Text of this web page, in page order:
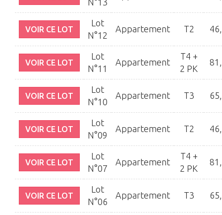
N°13
VOIR CE LOT
Lot
N°12
Appartement T2
VOIR CE LOT
Lot
N°11
Appartement
T4 +
2 PK
VOIR CE LOT
Lot
N°10
Appartement T3
VOIR CE LOT
Lot
N°09
Appartement T2
VOIR CE LOT
Lot
N°07
Appartement
T4 +
2 PK
VOIR CE LOT
Lot
N°06
Appartement T3